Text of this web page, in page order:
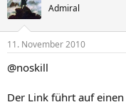
Admiral
11. November 2010
@noskill
Der Link führt auf